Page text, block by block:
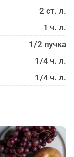
2 ст. л.
1 ч. л.
1/2 пучка
1/4 ч. л.
1/4 ч. л.